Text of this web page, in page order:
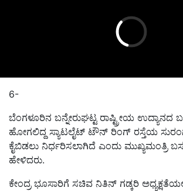
6-
ಬೆಂಗಳೂರಿನ ಬನ್ನೇರುಘಟ್ಟ ರಾಷ್ಟ್ರೀಯ ಉದ್ಯಾನದ
ಹೋಗಲಿದ್ದ ಸ್ಯಾಟಲೈಟ್‌ ಟೌನ್‌ ರಿಂಗ್‌ ರಸ್ತೆಯ
ಕೈಬಿಡಲು ನಿರ್ಧರಿಸಲಾಗಿದೆ ಎಂದು ಮುಖ್ಯಮಂತ್ರಿ
ಹೇಳಿದರು.
ಕೇಂದ್ರ ಭೂಸಾರಿಗೆ ಸಚಿವ ನಿತಿನ್ ಗಡ್ಕರಿ